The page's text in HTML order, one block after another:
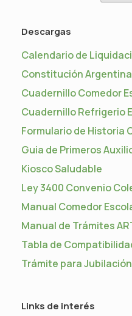
Descargas
Calendario de
Constitución Argentina
Cuadernillo Comedor
Cuadernillo Refrigerio
Formulario de Historia
Guia de Primeros
Kiosco Saludable
Ley 3400 Convenio
Manual Comedor
Manual de Trámites
Tabla de
Trámite para
Links de interés